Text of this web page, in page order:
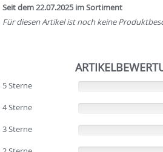
Seit dem 22.07.2025 im Sortiment
Für diesen Artikel ist noch keine
5 Sterne
4 Sterne
3 Sterne